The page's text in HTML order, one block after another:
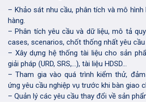
– Khảo sát nhu cầu, phân tích và mô hình
hàng.
– Phân tích yêu cầu và dữ liệu, mô tả
cases, scenarios, chốt thống nhất yêu cầu
– Xây dựng hệ thống tài liệu cho sản
giải pháp (URD, SRS,…), tài liệu HDSD…
– Tham gia vào quá trình kiểm thử,
ứng yêu cầu nghiệp vụ trước khi bàn giao
– Quản lý các yêu cầu thay đổi về sản